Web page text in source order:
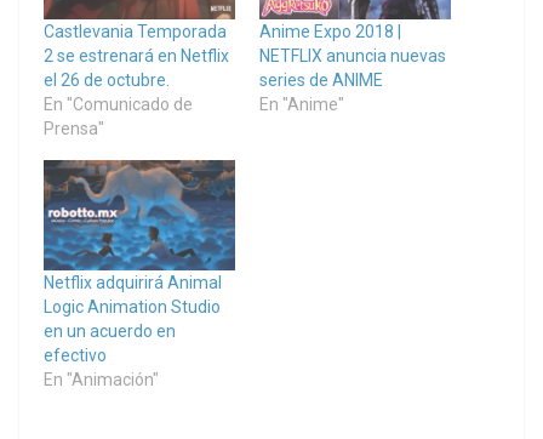
Castlevania Temporada
2 se estrenará en Netflix
el 26 de octubre.
En "Comunicado de
Prensa"
Anime Expo 2018 |
NETFLIX anuncia nuevas
series de ANIME
En "Anime"
Netflix adquirirá Animal
Logic Animation Studio
en un acuerdo en
efectivo
En "Animación"